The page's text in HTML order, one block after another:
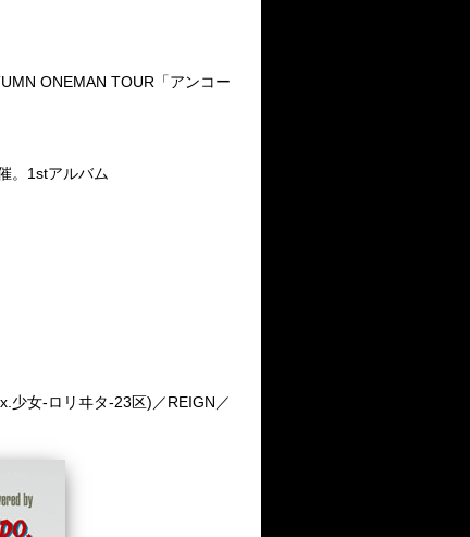
ONEMAN TOUR「アンコー
。1stアルバム
少女-ロリヰタ-23区)／REIGN／